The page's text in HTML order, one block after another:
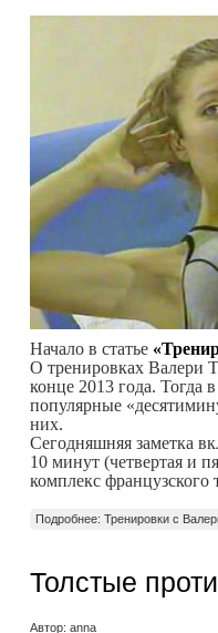
Начало в статье
О тренировках Валери
конце 2013 года. Тогда
популярные
них.
Сегодняшняя заметка
10 минут (четвертая и
комплекс французского
Подробнее: Тренировки с
Толстые
Автор: anna